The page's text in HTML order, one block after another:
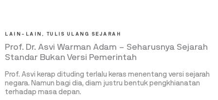
LAIN-LAIN , TULIS ULANG SEJARAH
Prof. Dr. Asvi Warman Adam – Seharusnya Sejarah
Standar Bukan Versi Pemerintah
Prof. Asvi kerap dituding terlalu keras menentang versi sejarah
negara. Namun bagi dia, diam justru bentuk pengkhianatan
terhadap masa depan.